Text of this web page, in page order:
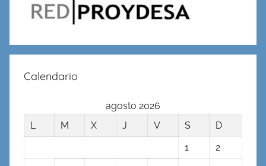
Calendario
agosto 2026
L
M X J V S
D
1
2